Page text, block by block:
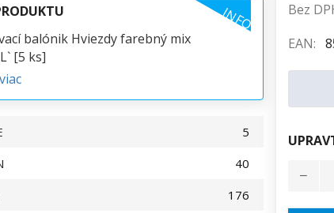
INFO
balónik Hviezdy farebný mix
[5 ks]
5
40
176
Bez
EAN: